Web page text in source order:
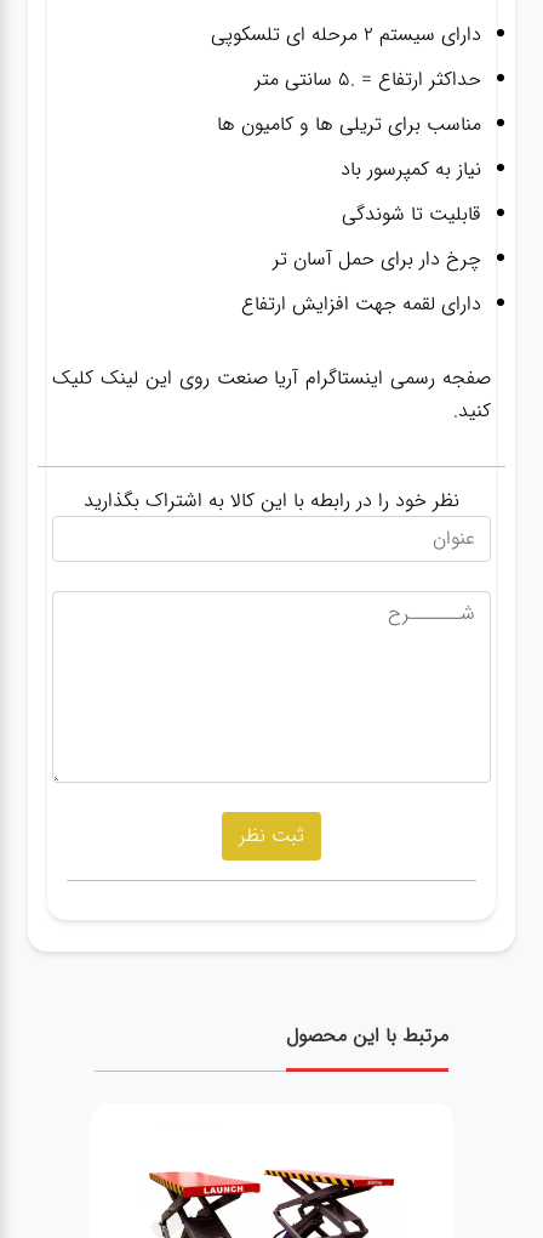
دارای سیستم ۲ مرحله ای تلسکوپی
حداکثر ارتفاع = .۵ سانتی متر
مناسب برای تریلی ها و کامیون ها
نیاز به کمپرسور باد
قابلیت تا شوندگی
چرخ دار برای حمل آسان تر
دارای لقمه جهت افزایش ارتفاع
صفجه رسمی اینستاگرام آریا صنعت روی این لینک کلیک
کنید.
نظر خود را در رابطه با این کالا به اشتراک بگذارید
مرتبط با این محصول